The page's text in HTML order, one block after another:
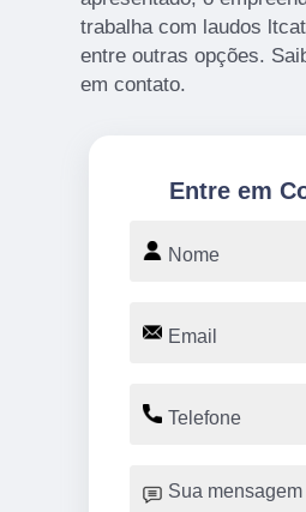
trabalha com laudos
entre outras opções.
em contato.
Entre em